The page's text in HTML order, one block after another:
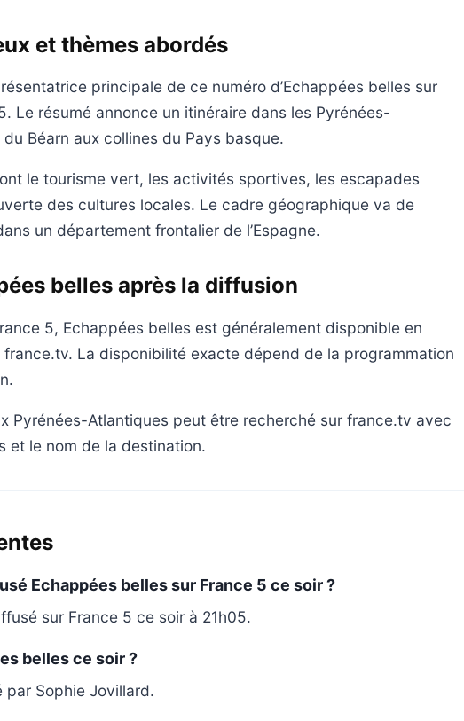
et thèmes abordés
principale de ce numéro d’Echappées belles sur
Le résumé annonce un itinéraire dans les Pyrénées-
Béarn aux collines du Pays basque.
le tourisme vert, les activités sportives, les escapades
des cultures locales. Le cadre géographique va de
un département frontalier de l’Espagne.
belles après la diffusion
5, Echappées belles est généralement disponible en
La disponibilité exacte dépend de la programmation
Pyrénées-Atlantiques peut être recherché sur france.tv avec
et le nom de la destination.
Echappées belles sur France 5 ce soir ?
sur France 5 ce soir à 21h05.
belles ce soir ?
par Sophie Jovillard.